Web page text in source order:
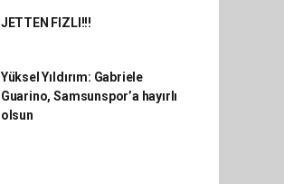
JETTEN FIZLI!!!
Yüksel Yıldırım: Gabriele
Guarino, Samsunspor’a hayırlı
olsun